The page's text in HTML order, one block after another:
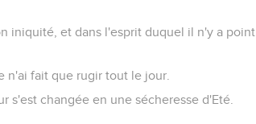
iniquité, et dans l'esprit duquel il n'y a point
n'ai fait que rugir tout le jour.
s'est changée en une sécheresse d'Eté.